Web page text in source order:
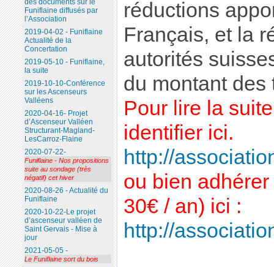
réductions
Français, et la
autorités
du montant des
Pour lire la
identifier ici.
http://
ou bien adhérer
30€ / an) ici :
http://
des documents sur le
Funiflaine diffusés par
l’Association
2019-04-02 - Funiflaine
Actualité de la
Concertation
2019-05-10 - Funiflaine,
la suite
2019-10-10-Conférence
sur les Ascenseurs
Valléens
2020-04-16- Projet
d’Ascenseur Valléen
Structurant-Magland-
LesCarroz-Flaine
2020-07-22-
Funiflaine - Nos propositions
suite au sondage (très
négatif) cet hiver
2020-08-26 - Actualité du
Funiflaine
2020-10-22-Le projet
d’ascenseur valléen de
Saint Gervais - Mise à
jour
2021-05-05 -
Le Funiflaine sort du bois